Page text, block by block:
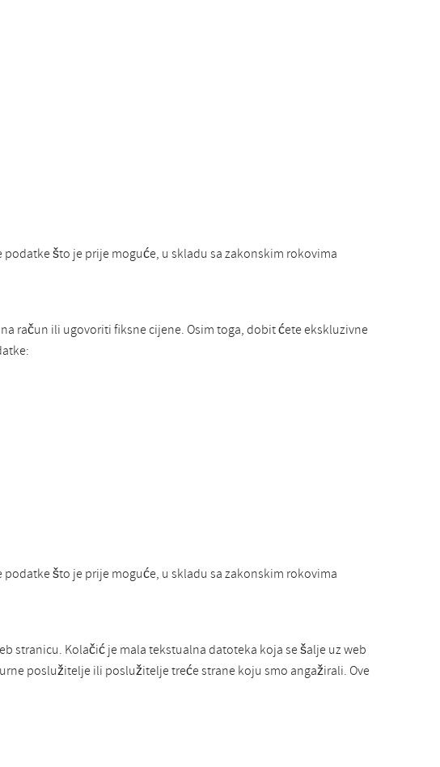
što je prije moguće, u skladu sa zakonskim rokovima
račun ili ugovoriti fiksne cijene. Osim toga, dobit ćete ekskluzivne
što je prije moguće, u skladu sa zakonskim rokovima
stranicu. Kolačić je mala tekstualna datoteka koja se šalje uz web
poslužitelje ili poslužitelje treće strane koju smo angažirali. Ove